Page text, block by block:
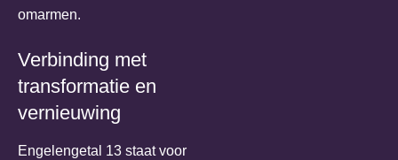
omarmen.
Verbinding met
transformatie en
vernieuwing
Engelengetal 13 staat voor